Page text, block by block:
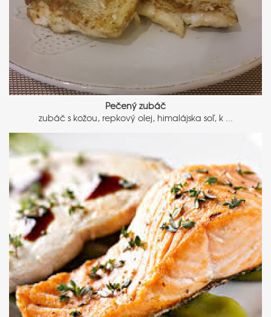
Pečený zubáč
zubáč s kožou, repkový olej, himalájska soľ, k ...